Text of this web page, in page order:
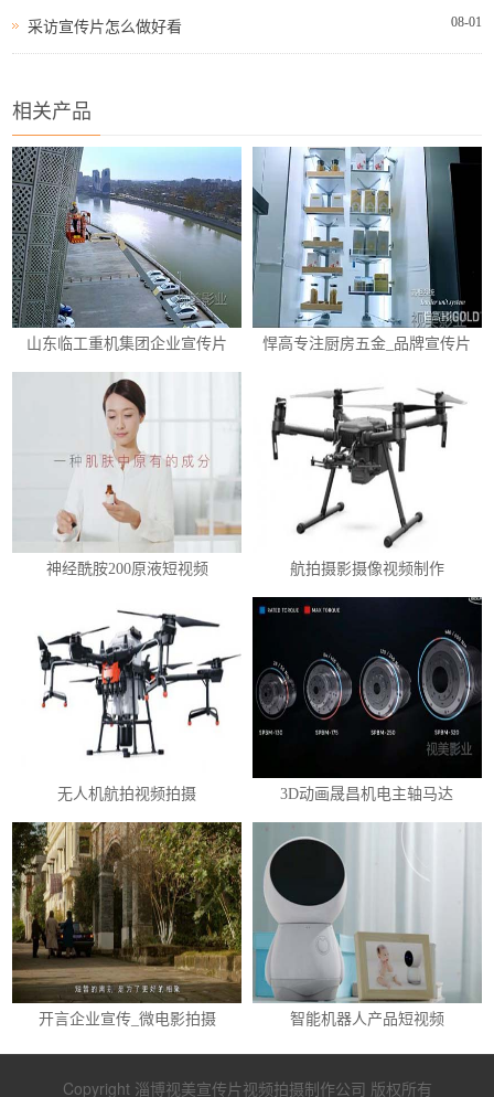
08-01
采访宣传片怎么做好看
相关产品
山东临工重机集团企业宣传片 悍高专注厨房五金_品牌宣传片
神经酰胺200原液短视频 航拍摄影摄像视频制作
无人机航拍视频拍摄 3D动画晟昌机电主轴马达
开言企业宣传_微电影拍摄 智能机器人产品短视频
Copyright 淄博视美宣传片视频拍摄制作公司 版权所有